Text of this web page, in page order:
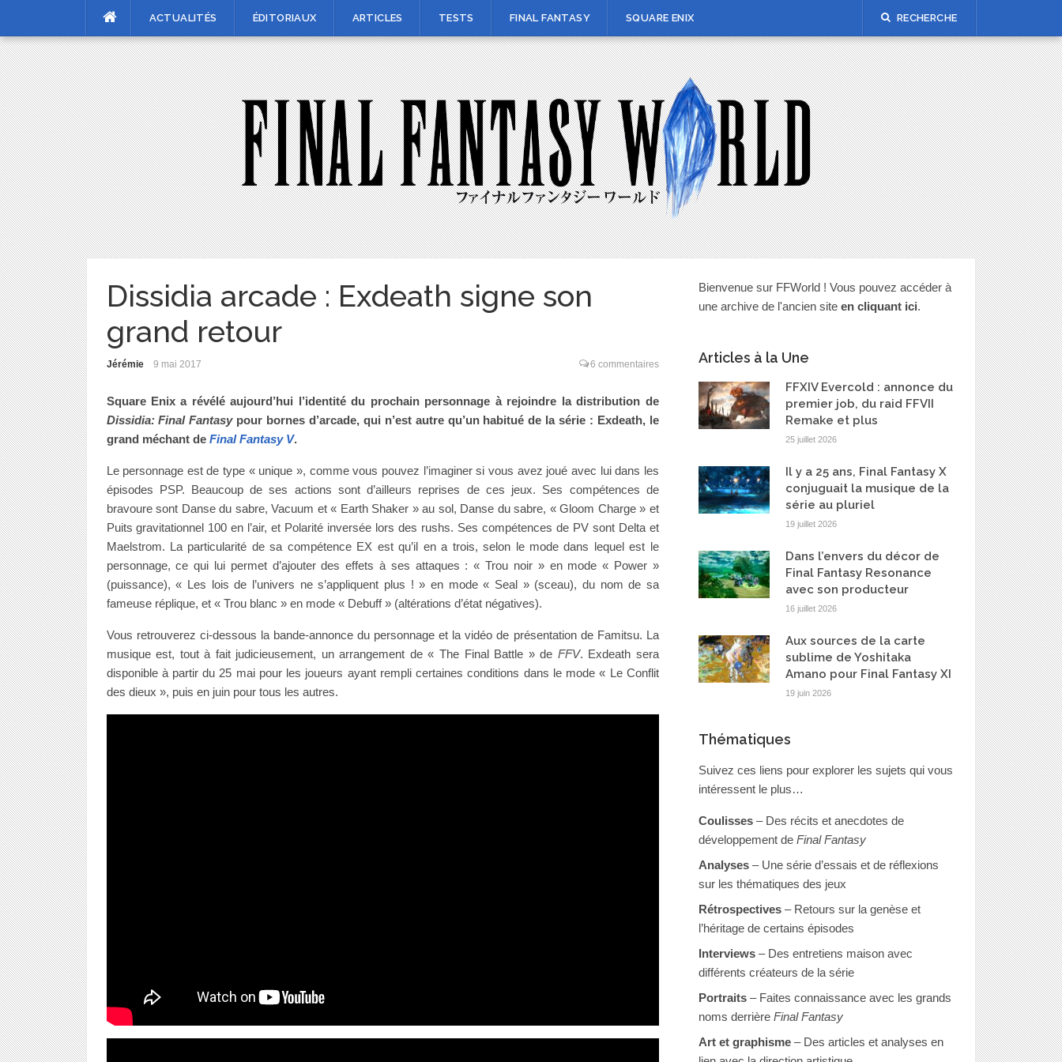
content
ACTUALITÉS ÉDITORIAUX ARTICLES TESTS FINAL FANTASY SQUARE ENIX RECHERCHE
Dissidia arcade : Exdeath signe son
grand retour
Jérémie 9 mai 2017 6 commentaires
Square Enix a révélé aujourd’hui l’identité du prochain personnage à rejoindre la distribution de
Dissidia: Final Fantasypour bornes d’arcade, qui n’est autre qu’un habitué de la série : Exdeath, le
grand méchant de Final Fantasy V.
Le personnage est de type « unique », comme vous pouvez l’imaginer si vous avez joué avec lui dans les
épisodes PSP. Beaucoup de ses actions sont d’ailleurs reprises de ces jeux. Ses compétences de
bravoure sont Danse du sabre, Vacuum et « Earth Shaker » au sol, Danse du sabre, « Gloom Charge » et
Puits gravitationnel 100 en l’air, et Polarité inversée lors des rushs. Ses compétences de PV sont Delta et
Maelstrom. La particularité de sa compétence EX est qu’il en a trois, selon le mode dans lequel est le
personnage, ce qui lui permet d’ajouter des effets à ses attaques : « Trou noir » en mode « Power »
(puissance), « Les lois de l’univers ne s’appliquent plus ! » en mode « Seal » (sceau), du nom de sa
fameuse réplique, et « Trou blanc » en mode « Debuff » (altérations d’état négatives).
Vous retrouverez ci-dessous la bande-annonce du personnage et la vidéo de présentation de Famitsu. La
musique est, tout à fait judicieusement, un arrangement de « The Final Battle » de FFV. Exdeath sera
disponible à partir du 25 mai pour les joueurs ayant rempli certaines conditions dans le mode « Le Conflit
des dieux », puis en juin pour tous les autres.
Bienvenue sur FFWorld ! Vous pouvez accéder à
une archive de l'ancien site en cliquant ici.
Articles à la Une
FFXIV Evercold : annonce du
premier job, du raid FFVII
Remake et plus
25 juillet 2026
Il y a 25 ans, Final Fantasy X
conjuguait la musique de la
série au pluriel
19 juillet 2026
Dans l’envers du décor de
Final Fantasy Resonance
avec son producteur
16 juillet 2026
Aux sources de la carte
sublime de Yoshitaka
Amano pour Final Fantasy XI
19 juin 2026
Thématiques
Suivez ces liens pour explorer les sujets qui vous
intéressent le plus…
Coulisses– Des récits et anecdotes de
développement de Final Fantasy
Analyses– Une série d’essais et de réflexions
sur les thématiques des jeux
Rétrospectives– Retours sur la genèse et
l’héritage de certains épisodes
Interviews– Des entretiens maison avec
différents créateurs de la série
Portraits– Faites connaissance avec les grands
noms derrière Final Fantasy
Art et graphisme– Des articles et analyses en